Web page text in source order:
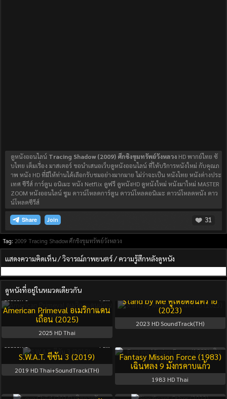
ดูหนังออนไลน์ Tracing Shadow (2009) ศึกชิงขุมทรัพย์วังหลวง HD พากย์ไทย ซั
บไทย เต็มเรื่อง มาสเตอร์ ขอนำเสนอเว็บดูหนังออนไลน์ ที่ให้บริการหนังใหม่ กับคุณภ
าพ หนัง HD ที่มีให้ท่านได้เลือกรับชมอย่างมากมาย ไม่ว่าจะเป็น หนังไทย หนังต่างประ
เทศ ซีรีส์ การ์ตูน อนิเมะ หนัง Netflix ดูฟรี ดูหนังHD ดูหนังใหม่ หนังมาใหม่ MASTER
ZOOM หนังออนไลน์ ซูม ดาวน์โหลดการ์ตูน ดาวน์โหลดอนิเมะ ดาวน์โหลดหนัง ดาว
น์โหลดซีรีส์
Join 31
Tag: 2009 Tracing Shadow ศึกชิงขุมทรัพย์วังหลวง
แสดงความคิดเห็น / วิจารณ์ภาพยนตร์ / ความรู้สึกหลังดูหนัง
ดูหนังที่อยู่ในหมวดเดียวกัน
American Primeval อเมริกาแดน
เถื่อน (2025)
2025 HD Thai
Stand by Me คู่เดือดอันตราย
(2023)
2023 HD SoundTrack(TH)
S.W.A.T. ซีซัน 3 (2019)
2019 HD Thai+SoundTrack(TH)
Fantasy Mission Force (1983)
เฉินหลง 9 มังกรคาบแก้ว
1983 HD Thai